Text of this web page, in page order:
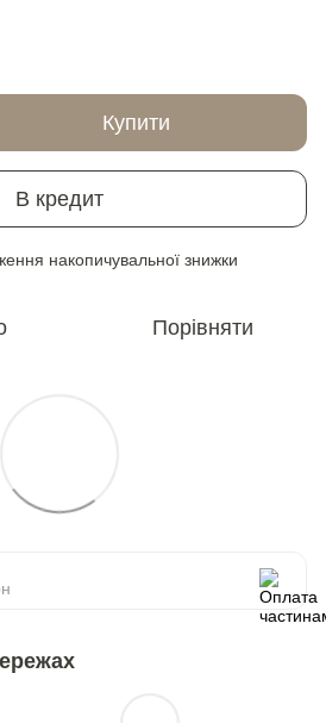
Купити
В кредит
накопичувальної знижки
Порівняти